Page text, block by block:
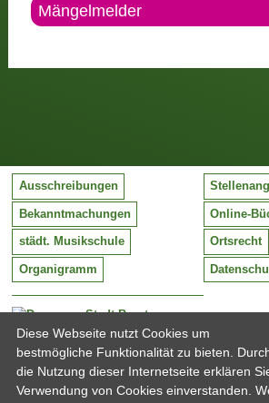
Mängelmelder
Stadt Barntrup
Mittelstraße 38
32683 Barntrup
Tel:
Email:
05263 / 409-0
info@barntrup.de
Ausschreibungen
Bekanntmachungen Online-
städt. Musikschule Ortsrecht
Organigramm
Diese Webseite nutzt Cookies um
bestmögliche Funktionalität zu bieten.
die Nutzung dieser Internetseite erklären
Verwendung von Cookies einverstanden.